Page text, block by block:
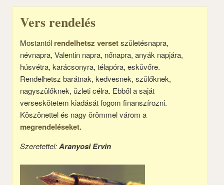
Vers rendelés
Mostantól rendelhetsz versetszületésnapra,
névnapra, Valentin napra, nőnapra, anyák napjára,
húsvétra, karácsonyra, télapóra, esküvőre.
Rendelhetsz barátnak, kedvesnek, szülőknek,
nagyszülőknek, üzleti célra. Ebből a saját
verseskötetem kiadását fogom finanszírozni.
Köszönettel és nagy örömmel várom a
megrendeléseket.
Szeretettel:Aranyosi Ervin